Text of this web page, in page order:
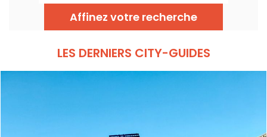
au 29 août 2026, avec une programmation
entièrement dédiée à la création féminine
et au matrimoine.
Affinez votre recherche
LES DERNIERS CITY-GUIDES